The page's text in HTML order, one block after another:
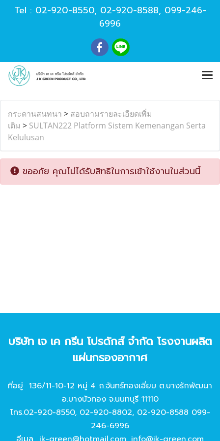
Tel : 02-920-8550, 02-920-8588, 099-246-
6996
กระดานสนทนา > สอบถามรายละเอียดเพิ่ม
เติม > SULTAN222 Platform Sistem Kemenangan Serta
Kelulusan
ขออภัย คุณไม่ได้รับสิทธิในการเข้าใช้งานในส่วนนี้
บริษัท เจ เค กรีน โปรดักส์ จํากัด โรงงานผลิต
แผ่นกรองอากาศ
ที่อยู่ 136/11-10-12 หมู่ 4 ถ.จันทร์ทองเอี่ยม ต.บางรักพัฒนา
อ.บางบัวทอง จ.นนทบุรี 11110
โทร.02-920-8550, 02-920-8802, 02-920-8588 099-
246-6996